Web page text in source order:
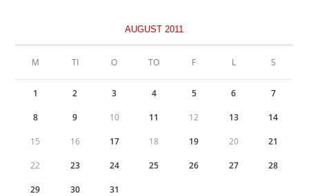
AUGUST 2011
M TI O TO F L S
1 2 3 4 5 6 7
8 9 10 11 12 13 14
15 16 17 18 19 20 21
22 23 24 25 26 27 28
29 30 31